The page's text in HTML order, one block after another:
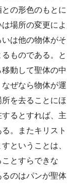
の形色のもとに
場所の変更によ
は他の物体がそ
ものである。と
動して聖体の中
ぜなら物体が運
を去ることにほ
るとすれば、主
。またキリスト
ということは、
とすらできな
のはパンが聖体